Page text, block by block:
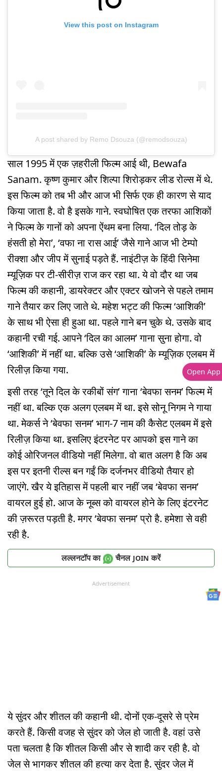
View this post on Instagram
A post shared by Remo Dsouza (@remodsouza)
साल 1995 में एक ज़हरीली फिल्म आई थी, Bewafa
Sanam. कृष्ण कुमार और शिल्पा शिरोड़कर लीड रोल्स में थे.
इस फिल्म को तब भी और आज भी सिर्फ एक ही कारण से याद
किया जाता है. वो है इसके गाने. स्वघोषित एक तरफा आशिकों
ने फिल्म के गानों को अपना ऐंथम बना लिया. ‘दिल तोड़ के
हंसती हो मेरा’, ‘वफा ना रास आई’ जैसे गाने आज भी टेम्पो
रीक्शा और जीप में सुनाई पड़ते हैं. नाइंटीज़ के हिंदी सिनेमा
म्यूज़िक पर टी-सीरीज़ राज कर रहा था. ये वो दौर था जब
फिल्म की कहानी, डायरेक्टर और एक्टर खोजने से पहले तमाम
गाने तैयार कर लिए जाते थे. महेश भट्ट की फिल्म ‘आशिकी’
के साथ भी ऐसा ही हुआ था. पहले गाने बन चुके थे. उसके बाद
कहानी रची गई. आपने ‘दिल का आलम’ गाना सुना होगा. वो
‘आशिकी’ में नहीं था. बल्कि उसे ‘आशिकी’ के म्यूज़िक एलबम में
रिलीज़ किया गया.
इसी तरह ‘तूने दिल के रकीबों संग’ गाना ‘बेवफा सनम’ फिल्म में
नहीं था. बल्कि एक अलग एलबम में था. इसे सोनू निगम ने गाया
था. मेकर्स ने ‘बेवफा सनम’ भाग-7 नाम की कैसेट एलबम में इसे
रिलीज़ किया था. इसलिए इंटरनेट पर आपको इस गाने का
कोई ओरिजनल वीडियो नहीं मिलेगा. वो बात अलग है कि अब
इस पर इतनी रील्स बन गईं कि दर्जनभर वीडियो तैयार हो
जाएंगे. खैर ये इतिहास में पहली बार नहीं जब ‘बेवफा सनम’
वायरल हुई हो. आज के नूब्स को वायरल होने के लिए इंटरनेट
की ज़रूरत पड़ती है. मगर ‘बेवफा सनम’ प्रो है. हमेशा से वही
रही है.
लल्लनटॉप का चैनल JOIN करें
Advertisement
ये सुंदर और शीतल की कहानी थी. दोनों एक-दूसरे से प्रेम
करते हैं. किसी वजह से सुंदर को जेल हो जाती है. वहां उसे
पता चलता है कि शीतल किसी और से शादी कर रही है. वो
जेल से भागकर शीतल की हत्या कर देता है. सुंदर जेल में
Open App